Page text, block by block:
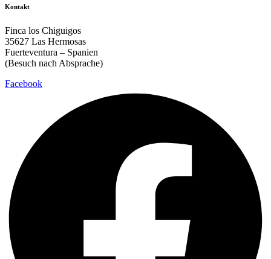
Kontakt
Finca los Chiguigos
35627 Las Hermosas
Fuerteventura – Spanien
(Besuch nach Absprache)
Facebook